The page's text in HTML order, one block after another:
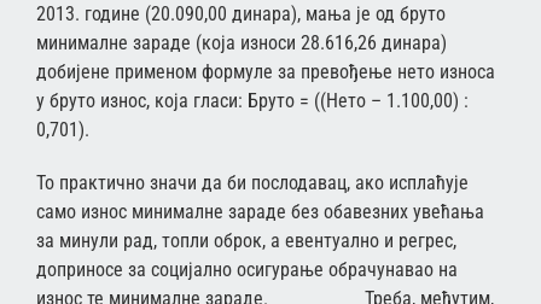
2013. године (20.090,00 динара), мања је од бруто
минималне зараде (која износи 28.616,26 динара)
добијене применом формуле за превођење нето износа
у бруто износ, која гласи: Бруто = ((Нето – 1.100,00) :
0,701).
То практично значи да би послодавац, ако исплаћује
само износ минималне зараде без обавезних увећања
за минули рад, топли оброк, а евентуално и регрес,
доприносе за социјално осигурање обрачунавао на
износ те минималне зараде. Треба, међутим,